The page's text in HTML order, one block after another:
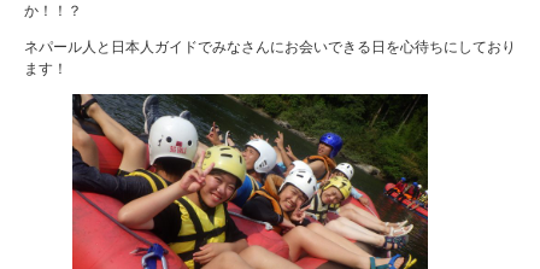
か！！？
ネパール人と日本人ガイドでみなさんにお会いできる日を心待ちにしており
ます！